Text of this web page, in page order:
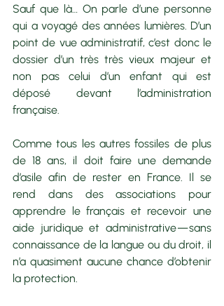
Sauf que là… On parle d’une personne
qui a voyagé des années lumières. D’un
point de vue administratif, c’est donc le
dossier d’un très très vieux majeur et
non pas celui d’un enfant qui est
déposé devant l’administration
française.
Comme tous les autres fossiles de plus
de 18 ans, il doit faire une demande
d’asile afin de rester en France. Il se
rend dans des associations pour
apprendre le français et recevoir une
aide juridique et administrative — sans
connaissance de la langue ou du droit, il
n’a quasiment aucune chance d’obtenir
la protection.